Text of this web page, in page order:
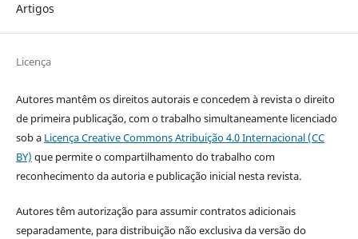
Artigos
Licença
Autores mantêm os direitos autorais e concedem à revista o direito
de primeira publicação, com o trabalho simultaneamente licenciado
sob a Licença Creative Commons Atribuição 4.0 Internacional (CC
BY) que permite o compartilhamento do trabalho com
reconhecimento da autoria e publicação inicial nesta revista.
Autores têm autorização para assumir contratos adicionais
separadamente, para distribuição não exclusiva da versão do